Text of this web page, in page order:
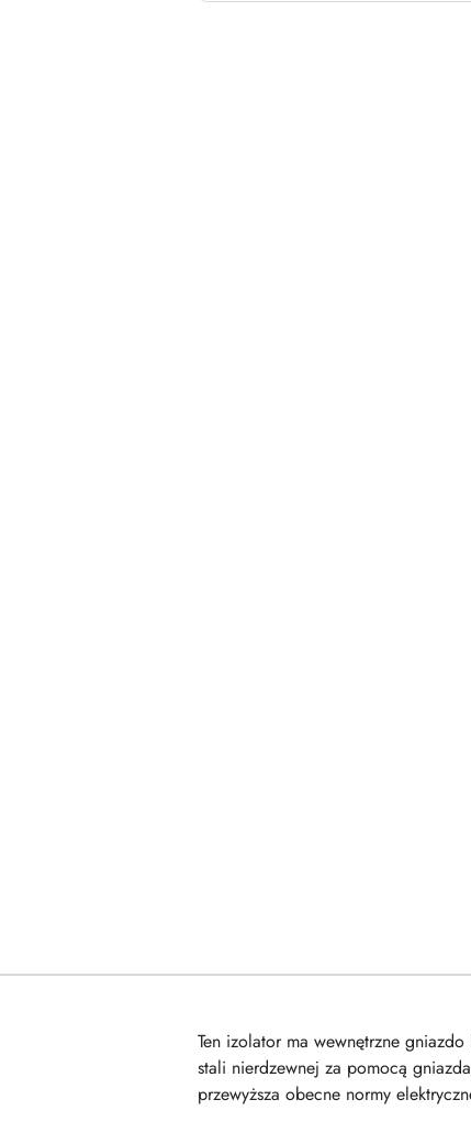
Ten izolator ma wewnętrzne
stali nierdzewnej za pomocą
przewyższa obecne normy